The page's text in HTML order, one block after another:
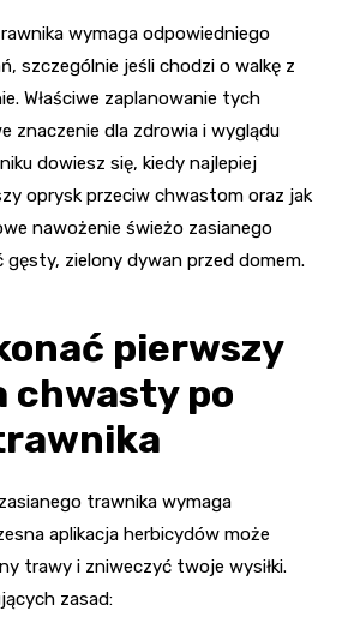
wymaga odpowiedniego
szczególnie jeśli chodzi o walkę z
Właściwe zaplanowanie tych
znaczenie dla zdrowia i wyglądu
dowiesz się, kiedy najlepiej
oprysk przeciw chwastom oraz jak
nawożenie świeżo zasianego
gęsty, zielony dywan przed domem.
pierwszy
chwasty po
trawnika wymaga
aplikacja herbicydów może
trawy i zniweczyć twoje wysiłki.
zasad: